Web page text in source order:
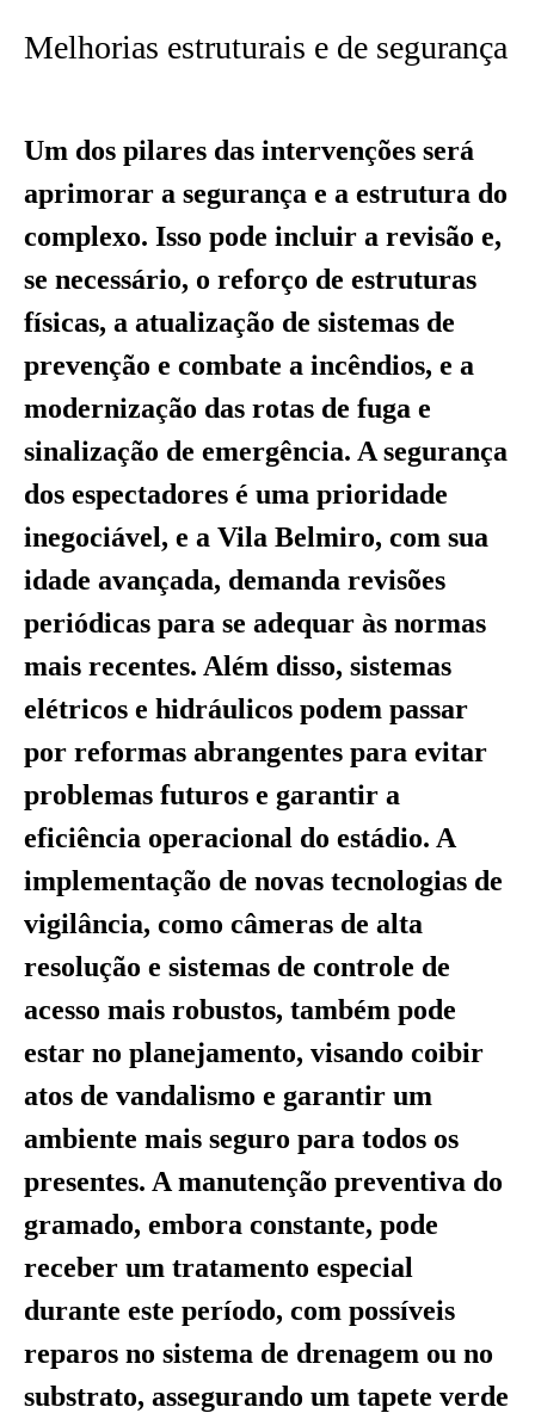
Melhorias estruturais e de segurança
Um dos pilares das intervenções será
aprimorar a segurança e a estrutura do
complexo. Isso pode incluir a revisão e,
se necessário, o reforço de estruturas
físicas, a atualização de sistemas de
prevenção e combate a incêndios, e a
modernização das rotas de fuga e
sinalização de emergência. A segurança
dos espectadores é uma prioridade
inegociável, e a Vila Belmiro, com sua
idade avançada, demanda revisões
periódicas para se adequar às normas
mais recentes. Além disso, sistemas
elétricos e hidráulicos podem passar
por reformas abrangentes para evitar
problemas futuros e garantir a
eficiência operacional do estádio. A
implementação de novas tecnologias de
vigilância, como câmeras de alta
resolução e sistemas de controle de
acesso mais robustos, também pode
estar no planejamento, visando coibir
atos de vandalismo e garantir um
ambiente mais seguro para todos os
presentes. A manutenção preventiva do
gramado, embora constante, pode
receber um tratamento especial
durante este período, com possíveis
reparos no sistema de drenagem ou no
substrato, assegurando um tapete verde